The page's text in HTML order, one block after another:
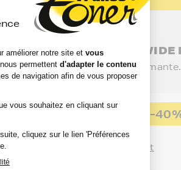
imprimante HP PAGEWIDE
compatibles avec votre imprimante.
-
HP 981X
Voir le produit